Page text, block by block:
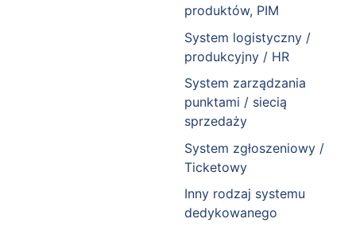
produktów, PIM
System logistyczny /
produkcyjny / HR
System zarządzania
punktami / siecią
sprzedaży
System zgłoszeniowy /
Ticketowy
Inny rodzaj systemu
dedykowanego